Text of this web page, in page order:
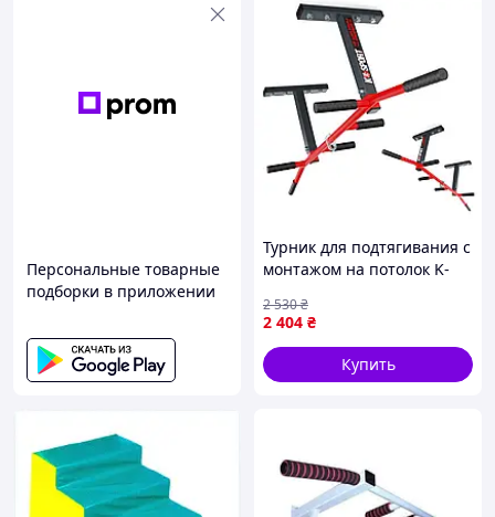
Персональные товарные
подборки в приложении
Турник для подтягивания с
монтажом на потолок K-
многофункциональное
устройство, для
профессиональных
тренировок
2 404 ₴
2 530₴
Купить